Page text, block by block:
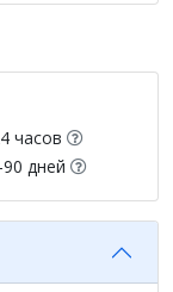
часов
дней